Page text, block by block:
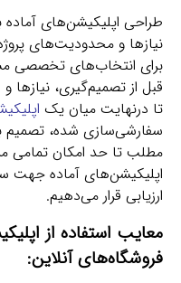
طراحی اپلیکیشن‌های آماده
نیازها و محدودیت‌های
برای انتخاب‌های تخصصی
قبل از تصمیم‌گیری، نیازها
تا درنهایت میان یک
سفارشی‌سازی شده، تصمیم
مطلب تا حد امکان تمامی
اپلیکیشن‌های آماده جهت
ارزیابی قرار می‌دهیم.
معایب استفاده از
فروشگاه‌های آنلاین: